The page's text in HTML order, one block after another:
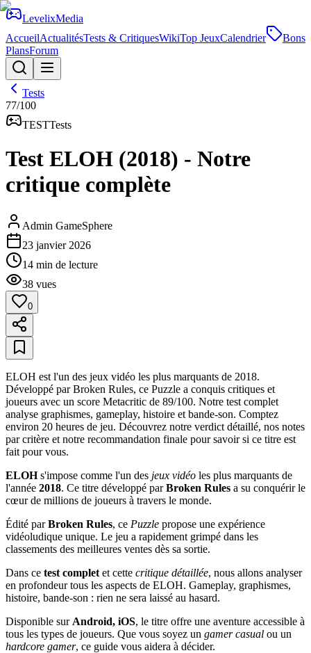
LevelixMedia
AccueilActualitésTests & CritiquesWikiTop JeuxCalendrier
Bons
PlansForum
Tests
77/100
TESTTests
Test ELOH (2018) - Notre
critique complète
Admin GameSphere
23 janvier 2026
14 min de lecture
38 vues
0
ELOH est l'un des jeux vidéo les plus marquants de 2018.
Développé par Broken Rules, ce Puzzle a conquis critiques et
joueurs avec un score Metacritic de 89/100. Notre test complet
analyse graphismes, gameplay, histoire et bande-son. Comptez
environ 20 heures de jeu. Découvrez notre verdict détaillé, nos notes
par critère et notre recommandation finale pour savoir si ce titre est
fait pour vous.
ELOHs'impose comme l'un des jeux vidéo les plus marquants de
l'année 2018. Ce titre développé parBroken Rules a su conquérir le
cœur de millions de joueurs à travers le monde.
Édité parBroken Rules, ce Puzzle propose une expérience
vidéoludique unique. Le jeu a rapidement grimpé dans les
classements des meilleures ventes dès sa sortie.
Dans ce test complet et cette critique détaillée, nous allons analyser
en profondeur tous les aspects de ELOH. Gameplay, graphismes,
histoire, bande-son : rien ne sera laissé au hasard.
Disponible sur Android, iOS, le titre offre une aventure accessible à
tous les types de joueurs. Que vous soyez un gamer casual ou un
hardcore gamer, ce guide vous aidera à décider.